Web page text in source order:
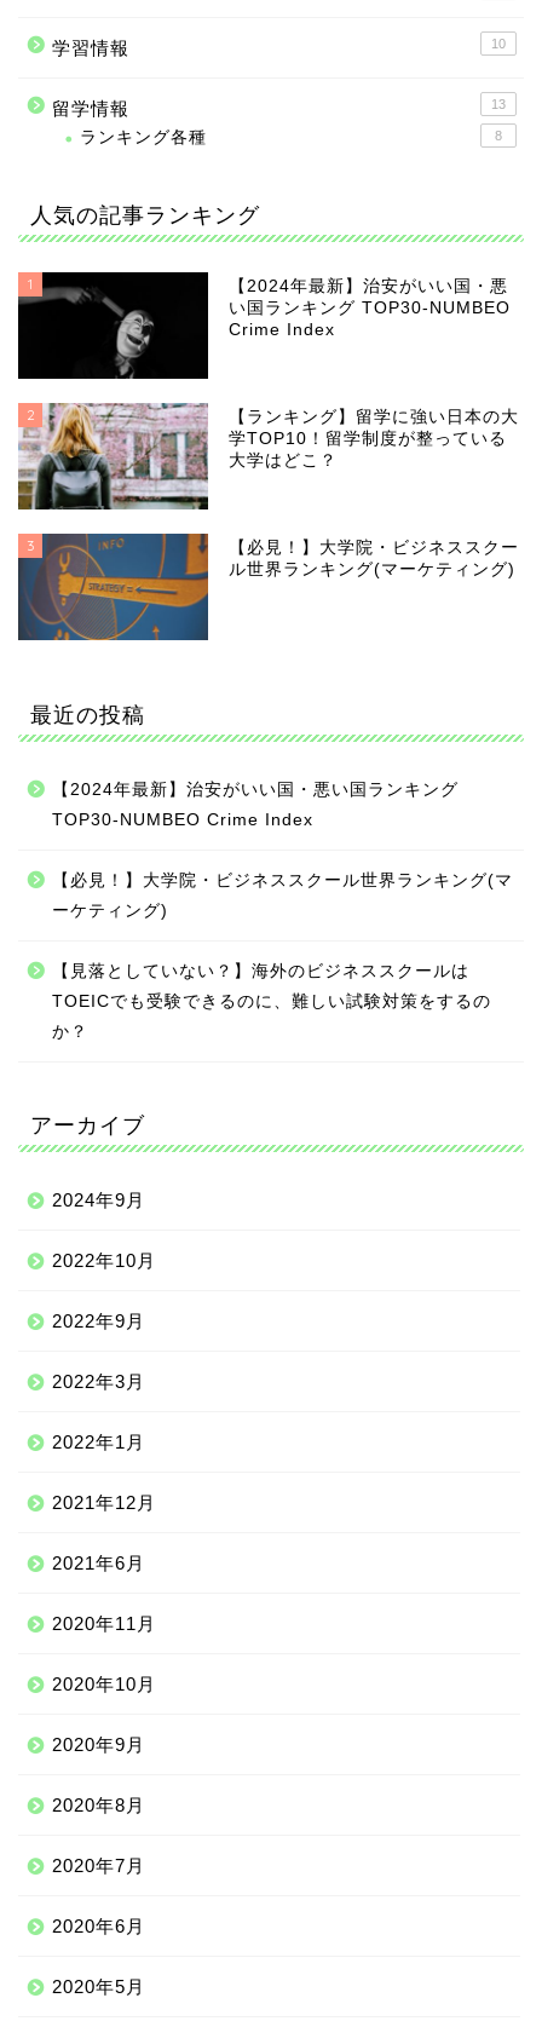
学習情報 10
留学情報 13
ランキング各種 8
人気の記事ランキング
1
【2024年最新】治安がいい国・悪
い国ランキング TOP30-NUMBEO
Crime Index
2
【ランキング】留学に強い日本の大
学TOP10！留学制度が整っている
大学はどこ？
3
【必見！】大学院・ビジネススクー
ル世界ランキング(マーケティング)
最近の投稿
【2024年最新】治安がいい国・悪い国ランキング
TOP30-NUMBEO Crime Index
【必見！】大学院・ビジネススクール世界ランキング(マ
ーケティング)
【見落としていない？】海外のビジネススクールは
TOEICでも受験できるのに、難しい試験対策をするの
か？
アーカイブ
2024年9月
2022年10月
2022年9月
2022年3月
2022年1月
2021年12月
2021年6月
2020年11月
2020年10月
2020年9月
2020年8月
2020年7月
2020年6月
2020年5月